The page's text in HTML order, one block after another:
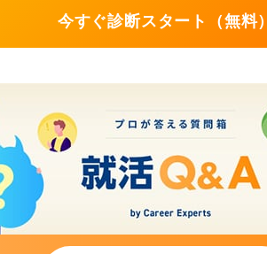
今すぐ診断スタート（無料）